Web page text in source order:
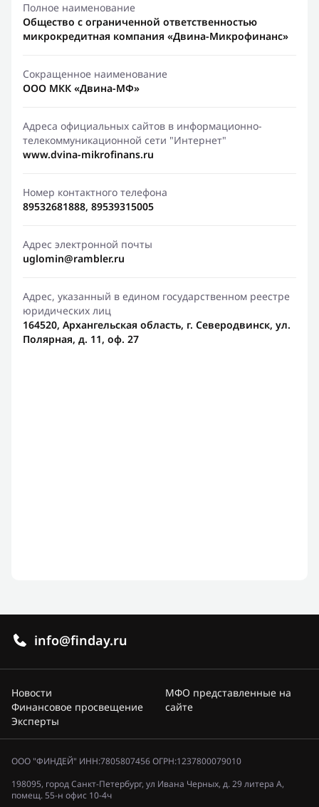
Полное наименование
Общество с ограниченной ответственностью
микрокредитная компания «Двина-Микрофинанс»
Сокращенное наименование
ООО МКК «Двина-МФ»
Адреса официальных сайтов в информационно-
телекоммуникационной сети "Интернет"
www.dvina-mikrofinans.ru
Номер контактного телефона
89532681888, 89539315005
Адрес электронной почты
uglomin@rambler.ru
Адрес, указанный в едином государственном реестре
юридических лиц
164520, Архангельская область, г. Северодвинск, ул.
Полярная, д. 11, оф. 27
info@finday.ru
Новости
Финансовое просвещение
Эксперты
МФО представленные на
сайте
ООО "ФИНДЕЙ" ИНН:7805807456 ОГРН:1237800079010
198095, город Санкт-Петербург, ул Ивана Черных, д. 29 литера А,
помещ. 55-н офис 10-4ч